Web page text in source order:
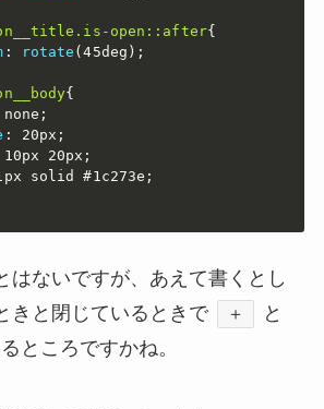
open::after{
: rotate (45deg ) ;
{
none ;
: 20px ;
10px 20px ;
solid #1c273e ;
はないですが、あえて書くとし
きと閉じているときで
＋ と
ところですかね。